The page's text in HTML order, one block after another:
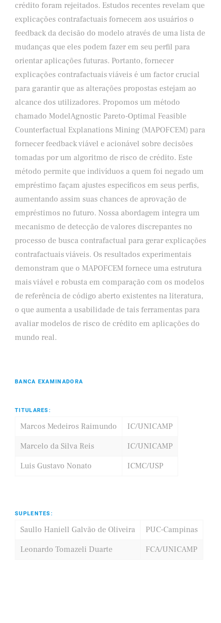
crédito foram rejeitados. Estudos recentes revelam que
explicações contrafactuais fornecem aos usuários o
feedback da decisão do modelo através de uma lista de
mudanças que eles podem fazer em seu perfil para
orientar aplicações futuras. Portanto, fornecer
explicações contrafactuais viáveis é um factor crucial
para garantir que as alterações propostas estejam ao
alcance dos utilizadores. Propomos um método
chamado ModelAgnostic Pareto-Optimal Feasible
Counterfactual Explanations Mining (MAPOFCEM) para
fornecer feedback viável e acionável sobre decisões
tomadas por um algoritmo de risco de crédito. Este
método permite que indivíduos a quem foi negado um
empréstimo façam ajustes específicos em seus perfis,
aumentando assim suas chances de aprovação de
empréstimos no futuro. Nossa abordagem integra um
mecanismo de detecção de valores discrepantes no
processo de busca contrafactual para gerar explicações
contrafactuais viáveis. Os resultados experimentais
demonstram que o MAPOFCEM fornece uma estrutura
mais viável e robusta em comparação com os modelos
de referência de código aberto existentes na literatura,
o que aumenta a usabilidade de tais ferramentas para
avaliar modelos de risco de crédito em aplicações do
mundo real.
BANCA EXAMINADORA
TITULARES:
Marcos Medeiros Raimundo
IC/UNICAMP
Marcelo da Silva Reis
IC/UNICAMP
Luis Gustavo Nonato
ICMC/USP
SUPLENTES:
Saullo Haniell Galvão de Oliveira
PUC-Campinas
Leonardo Tomazeli Duarte
FCA/UNICAMP